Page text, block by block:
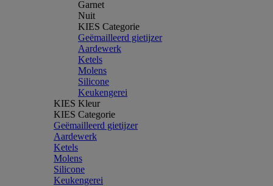
Garnet
Nuit
KIES Categorie
Geëmailleerd gietijzer
Aardewerk
Ketels
Molens
Silicone
Keukengerei
KIES Kleur
KIES Categorie
Geëmailleerd gietijzer
Aardewerk
Ketels
Molens
Silicone
Keukengerei